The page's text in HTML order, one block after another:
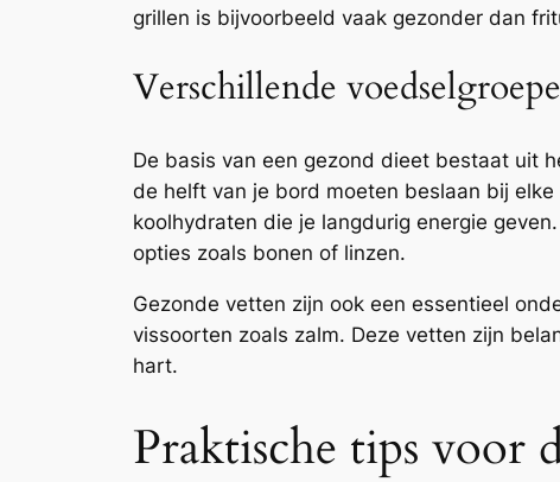
grillen is bijvoorbeeld vaak gezonder dan
Verschillende
De basis van een gezond dieet bestaat uit
de helft van je bord moeten beslaan bij
koolhydraten die je langdurig energie
opties zoals bonen of linzen.
Gezonde vetten zijn ook een essentieel
vissoorten zoals zalm. Deze vetten zijn
hart.
Praktische tips voor